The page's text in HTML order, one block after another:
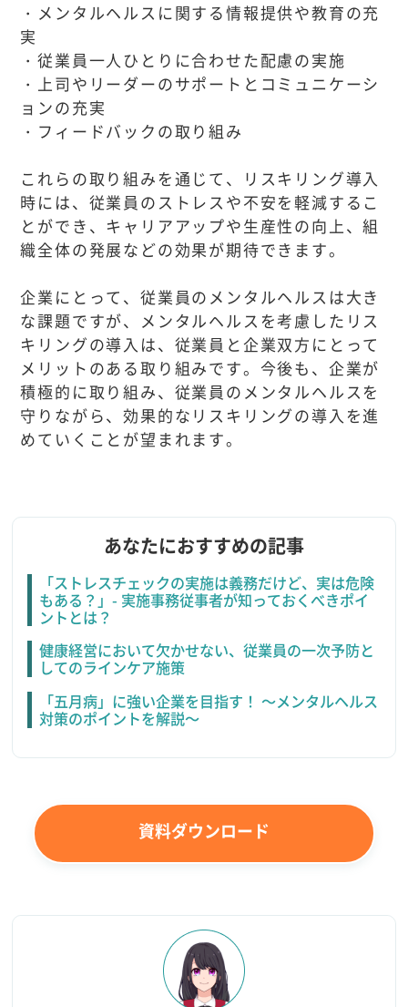
・メンタルヘルスに関する情報提供や教育の充
実
・従業員一人ひとりに合わせた配慮の実施
・上司やリーダーのサポートとコミュニケーシ
ョンの充実
・フィードバックの取り組み
これらの取り組みを通じて、リスキリング導入
時には、従業員のストレスや不安を軽減するこ
とができ、キャリアアップや生産性の向上、組
織全体の発展などの効果が期待できます。
企業にとって、従業員のメンタルヘルスは大き
な課題ですが、メンタルヘルスを考慮したリス
キリングの導入は、従業員と企業双方にとって
メリットのある取り組みです。今後も、企業が
積極的に取り組み、従業員のメンタルヘルスを
守りながら、効果的なリスキリングの導入を進
めていくことが望まれます。
あなたにおすすめの記事
「ストレスチェックの実施は義務だけど、実は危険
もある？」- 実施事務従事者が知っておくべきポイ
ントとは？
健康経営において欠かせない、従業員の一次予防と
してのラインケア施策
「五月病」に強い企業を目指す！ ～メンタルヘルス
対策のポイントを解説～
資料ダウンロード